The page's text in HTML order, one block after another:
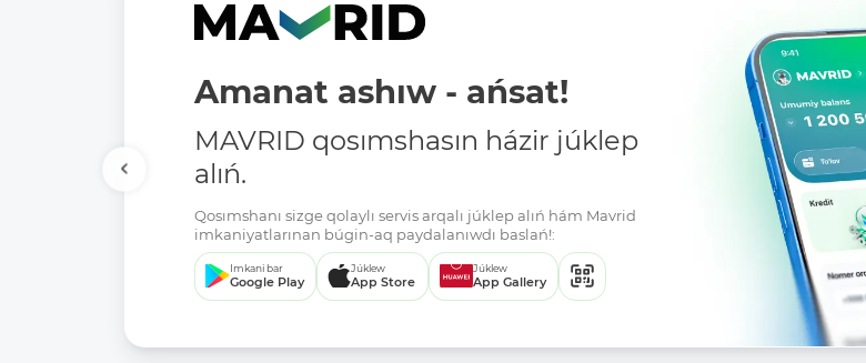
Amanat ashıw - ańsat!
MAVRID qosımshasın házir júklep
alıń.
Qosımshanı sizge qolaylı servis arqalı júklep alıń hám Mavrid
imkaniyatlarınan búgin-aq paydalanıwdı baslań!:
Imkani bar
Google Play
Júklew
App Store
Júklew
App Gallery